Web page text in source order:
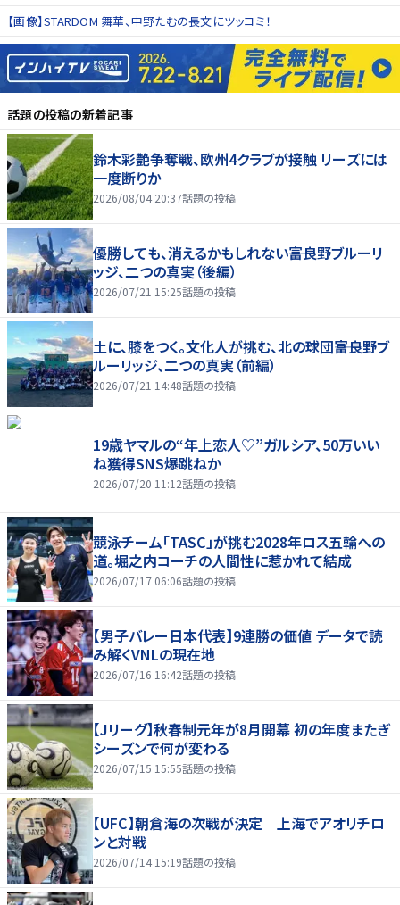
【画像】STARDOM 舞華、中野たむの長文にツッコミ！
話題の投稿の新着記事
鈴木彩艶争奪戦、欧州4クラブが接触 リーズには
一度断りか
2026/08/04 20:37話題の投稿
優勝しても、消えるかもしれない――富良野ブルーリ
ッジ、二つの真実（後編）
2026/07/21 15:25話題の投稿
土に、膝をつく。文化人が挑む、北の球団――富良野ブ
ルーリッジ、二つの真実（前編）
2026/07/21 14:48話題の投稿
19歳ヤマルの“年上恋人♡”ガルシア、50万いい
ね獲得SNS爆跳ねか
2026/07/20 11:12話題の投稿
競泳チーム「TASC」が挑む2028年ロス五輪への
道。堀之内コーチの人間性に惹かれて結成
2026/07/17 06:06話題の投稿
【男子バレー日本代表】9連勝の価値 データで読
み解くVNLの現在地
2026/07/16 16:42話題の投稿
【Jリーグ】秋春制元年が8月開幕 初の年度またぎ
シーズンで何が変わる
2026/07/15 15:55話題の投稿
【UFC】朝倉海の次戦が決定 上海でアオリチロ
ンと対戦
2026/07/14 15:19話題の投稿